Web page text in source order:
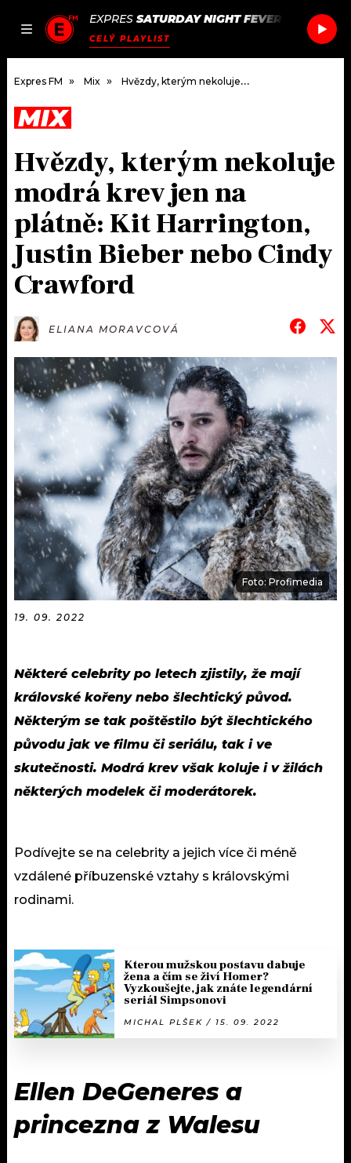
JAK
SEZNAM.CZ
EXPRES SATURDAY NIGHT FEVER
CELÝ PLAYLIST
DOMŮ
ČLÁNKY
AKTUÁLNĚ
HUDBA
ROZHOVORY
#NEBUDUDOMA
KALENDÁŘ
KVÍZY
VIP
TRENDY
KULTURA
MIX
OSTATNÍ
PODCASTY
JAK NALADIT
RÁDIO
APLIKACE
PROGRAM
PLAYLIST
JAK NALADIT
SOUTĚŽE
Expres FM Mix Hvězdy, kterým nekoluje modrá krev jen na plátně: Kit Harrington, Justin Bieber nebo Cindy Crawford
MIX
Hvězdy, kterým nekoluje
modrá krev jen na
plátně: Kit Harrington,
Justin Bieber nebo Cindy
Crawford
ELIANA MORAVCOVÁ
Foto: Profimedia
19. 09. 2022
Některé celebrity po letech zjistily, že mají
královské kořeny nebo šlechtický původ.
Některým se tak poštěstilo být šlechtického
původu jak ve filmu či seriálu, tak i ve
skutečnosti. Modrá krev však koluje i v žilách
některých modelek či moderátorek.
Podívejte se na celebrity a jejich více či méně
vzdálené příbuzenské vztahy s královskými
rodinami.
Kterou mužskou postavu dabuje
žena a čím se živí Homer?
Vyzkoušejte, jak znáte legendární
seriál Simpsonovi
MICHAL PLŠEK / 15. 09. 2022
Ellen DeGeneres a
princezna z Walesu